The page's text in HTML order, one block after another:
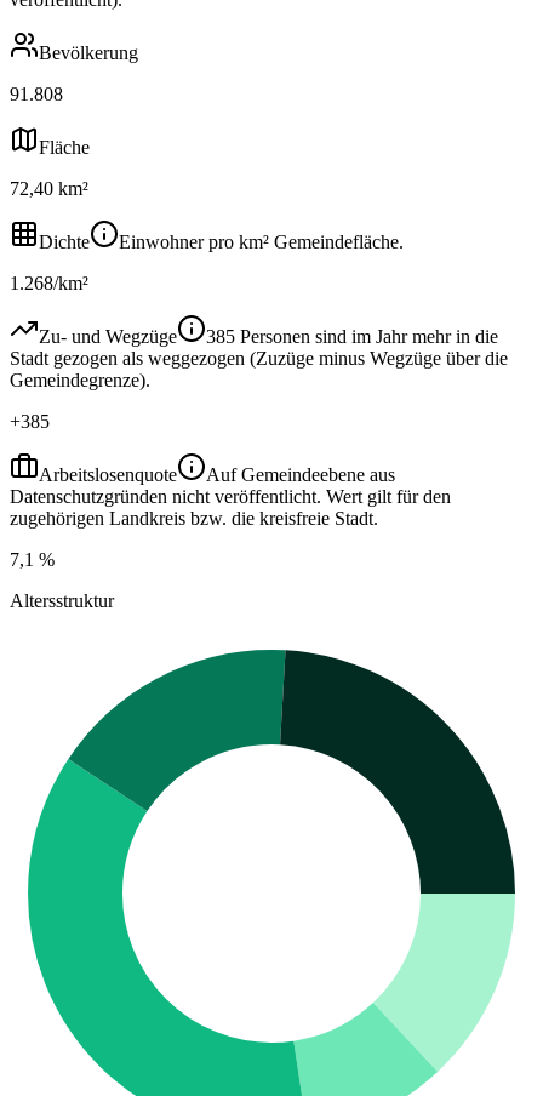
Bevölkerung
91.808
Fläche
72,40 km²
Dichte
Einwohner pro km² Gemeindefläche.
1.268/km²
Zu- und Wegzüge
385 Personen sind im Jahr mehr in die
Stadt gezogen als weggezogen (Zuzüge minus Wegzüge über die
Gemeindegrenze).
+385
Arbeitslosenquote
Auf Gemeindeebene aus
Datenschutzgründen nicht veröffentlicht. Wert gilt für den
zugehörigen Landkreis bzw. die kreisfreie Stadt.
7,1 %
Altersstruktur